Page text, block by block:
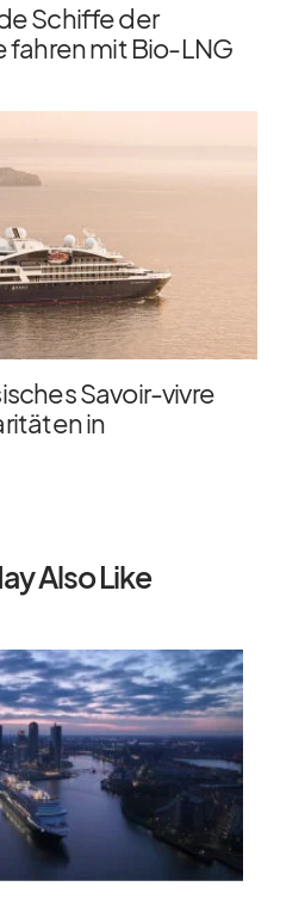
Schiffe der
fahren mit Bio-LNG
Savoir-vivre
in
Also Like